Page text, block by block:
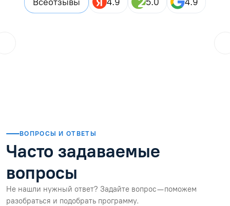
ВОПРОСЫ И ОТВЕТЫ
Часто задаваемые
вопросы
Не нашли нужный ответ? Задайте вопрос — поможем
разобраться и подобрать программу.